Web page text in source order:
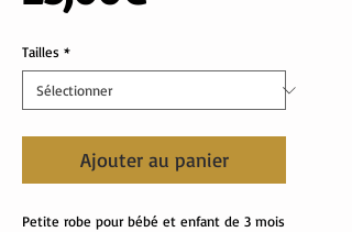
Tailles *
Ajouter au panier
Petite robe pour bébé et enfant de 3 mois